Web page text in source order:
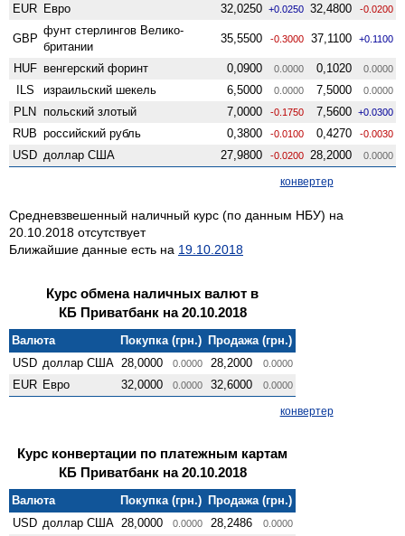
EUR Евро 32,0250 +0.0250 32,4800 -0.0200
GBP
фунт стерлингов Велико­
британии
35,5500 -0.3000 37,1100 +0.1100
HUF венгерский форинт 0,0900 0.0000 0,1020 0.0000
ILS израильский шекель 6,5000 0.0000 7,5000 0.0000
PLN польский злотый 7,0000 -0.1750 7,5600 +0.0300
RUB российский рубль 0,3800 -0.0100 0,4270 -0.0030
USD доллар США 27,9800 -0.0200 28,2000 0.0000
конвертер
Средневзвешенный наличный курс (по данным НБУ) на
20.10.2018 отсутствует
Ближайшие данные есть на 19.10.2018
Курс обмена наличных валют в
КБ Приватбанк на 20.10.2018
Валюта Покупка (грн.) Продажа (грн.)
USD доллар США 28,0000 0.0000 28,2000 0.0000
EUR Евро 32,0000 0.0000 32,6000 0.0000
конвертер
Курс конвертации по платежным картам
КБ Приватбанк на 20.10.2018
Валюта Покупка (грн.) Продажа (грн.)
USD доллар США 28,0000 0.0000 28,2486 0.0000